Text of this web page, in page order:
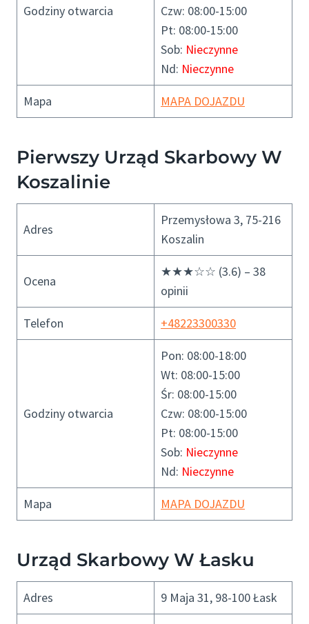
Godziny otwarcia
Czw: 08:00-15:00
Pt: 08:00-15:00
Sob: Nieczynne
Nd: Nieczynne
Mapa MAPA DOJAZDU
Pierwszy Urząd Skarbowy W
Koszalinie
Adres
Przemysłowa 3, 75-216
Koszalin
Ocena
★★★☆☆ (3.6) – 38
opinii
Telefon +48223300330
Godziny otwarcia
Pon: 08:00-18:00
Wt: 08:00-15:00
Śr: 08:00-15:00
Czw: 08:00-15:00
Pt: 08:00-15:00
Sob: Nieczynne
Nd: Nieczynne
Mapa MAPA DOJAZDU
Urząd Skarbowy W Łasku
Adres 9 Maja 31, 98-100 Łask